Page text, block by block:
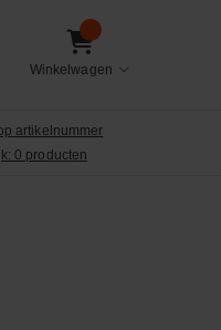
Winkelwagen
artikelnummer
0 producten